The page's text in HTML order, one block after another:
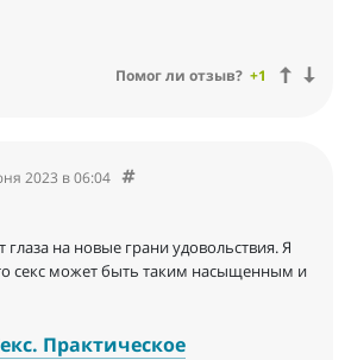
Помог ли отзыв? +1
2023 в 06:04
на новые грани удовольствия. Я
секс может быть таким насыщенным и
Практическое